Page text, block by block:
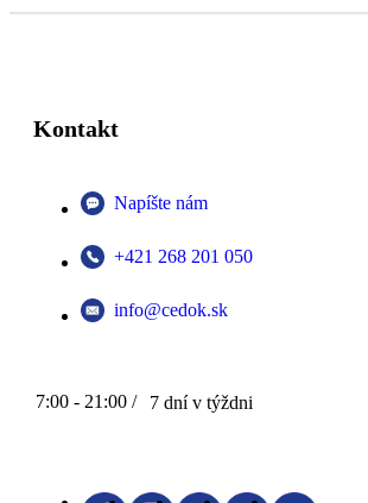
Kontakt
Napíšte nám
+421 268 201 050
info@cedok.sk
7:00 - 21:00 / 7 dní v týždni